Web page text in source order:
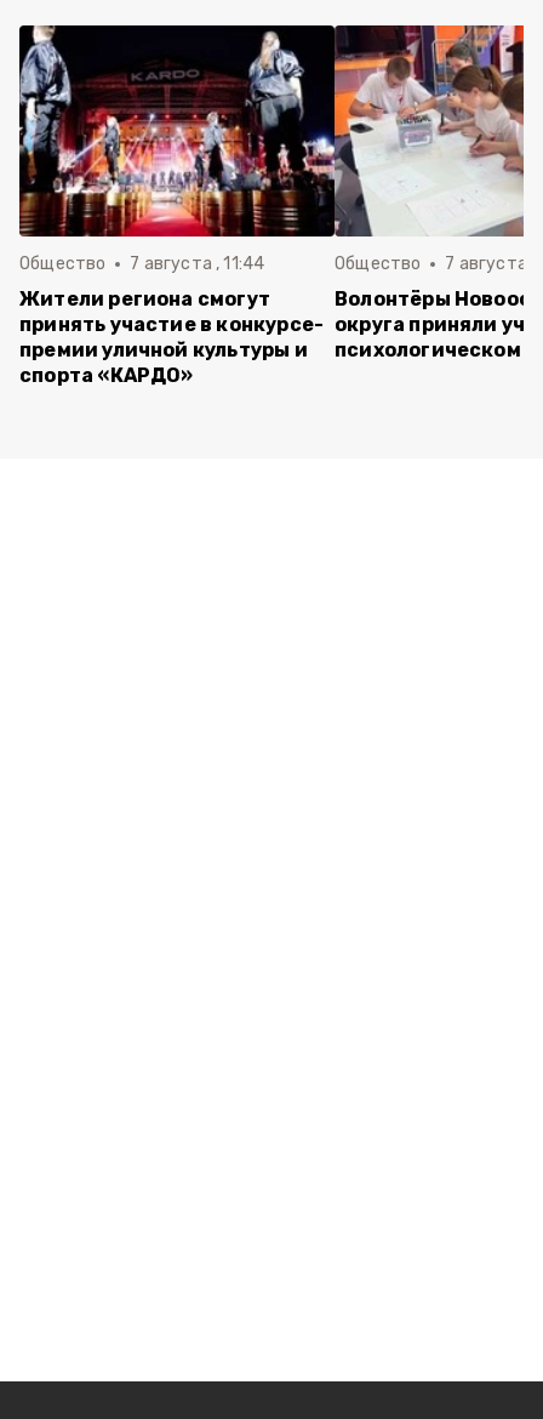
Общество 7 августа , 11:44
Жители региона смогут
принять участие в конкурсе-
премии уличной культуры и
спорта «КАРДО»
Общество 7 августа ,
Волонтёры
округа приняли
психологическом